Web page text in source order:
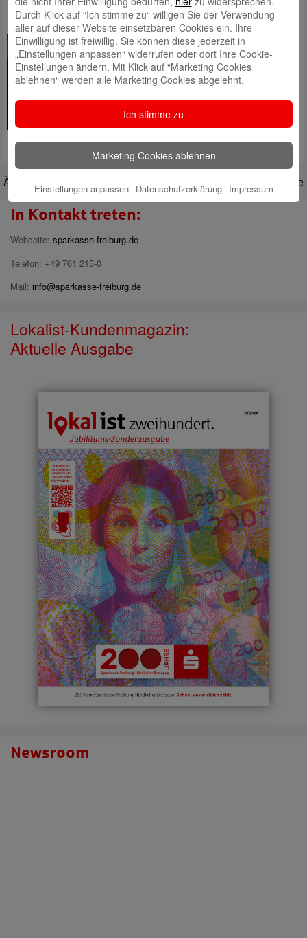
1. Juli 2022
Klein, aber fein wird der
EbneterKultursommer 2022 – das
ist das Versprechen der
Veranstalter für den 7. Bis 10.
Juli. Der Blick auf das Programm
verspricht eine bunte Mischung
anspruchsvoller Unterhaltung.
Auch die Sparkasse ist wieder
unter den Sponsoren. GrundMehr lesen
Ältere Beiträge Neuere Beiträge
In Kontakt treten:
Webseite: sparkasse-freiburg.de
Telefon: +49 761 215-0
Mail: info@sparkasse-freiburg.de
Lokalist-Kundenmagazin:
Aktuelle Ausgabe
Newsroom
Durch Klick auf “Ich stimme zu“ willigen Sie der Verwendung
aller auf dieser Website einsetzbaren Cookies ein. Ihre
Einwilligung ist freiwillig. Sie können diese jederzeit in
„Einstellungen anpassen“ widerrufen oder dort Ihre Cookie-
Einstellungen ändern. Mit Klick auf “Marketing Cookies
ablehnen“ werden alle Marketing Cookies abgelehnt.
Ich stimme zu
Marketing Cookies ablehnen
Einstellungen anpassen Datenschutzerklärung Impressum